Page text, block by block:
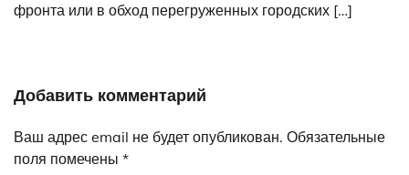
фронта или в обход перегруженных городских […]
Добавить комментарий
Ваш адрес email не будет опубликован. Обязательные
поля помечены *